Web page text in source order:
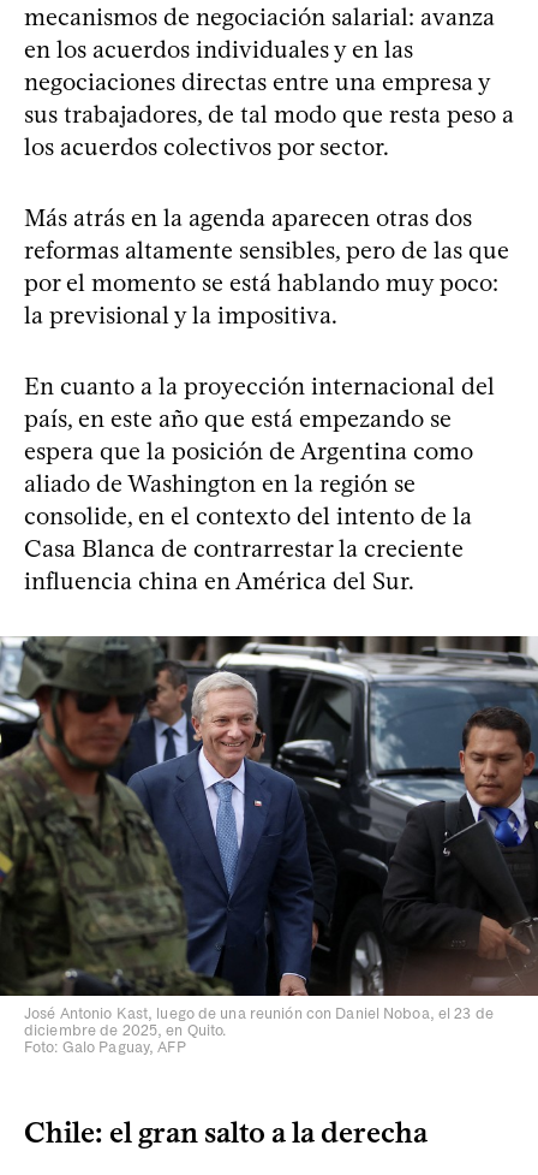
mecanismos de negociación salarial: avanza
en los acuerdos individuales y en las
negociaciones directas entre una empresa y
sus trabajadores, de tal modo que resta peso a
los acuerdos colectivos por sector.
Más atrás en la agenda aparecen otras dos
reformas altamente sensibles, pero de las que
por el momento se está hablando muy poco:
la previsional y la impositiva.
En cuanto a la proyección internacional del
país, en este año que está empezando se
espera que la posición de Argentina como
aliado de Washington en la región se
consolide, en el contexto del intento de la
Casa Blanca de contrarrestar la creciente
influencia china en América del Sur.
José Antonio Kast, luego de una reunión con Daniel Noboa, el 23 de
diciembre de 2025, en Quito.
Foto: Galo Paguay, AFP
Chile: el gran salto a la derecha